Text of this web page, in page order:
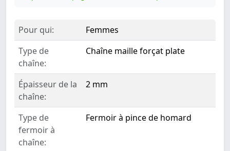
Pour qui:
Femmes
Type de
chaîne:
Chaîne maille forçat plate
Épaisseur de la
chaîne:
2 mm
Type de
fermoir à
chaîne:
Fermoir à pince de homard